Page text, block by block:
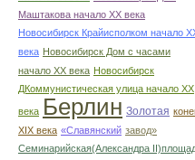
Маштакова начало ХХ века
Новосибирск Крайисполком начало
века Новосибирск Дом с часами
начало ХХ века Новосибирск
ДКоммунистическая улица начало ХХ
века Берлин Золотая
ХІХ века «Славянский завод»
Семинарийская(Александра